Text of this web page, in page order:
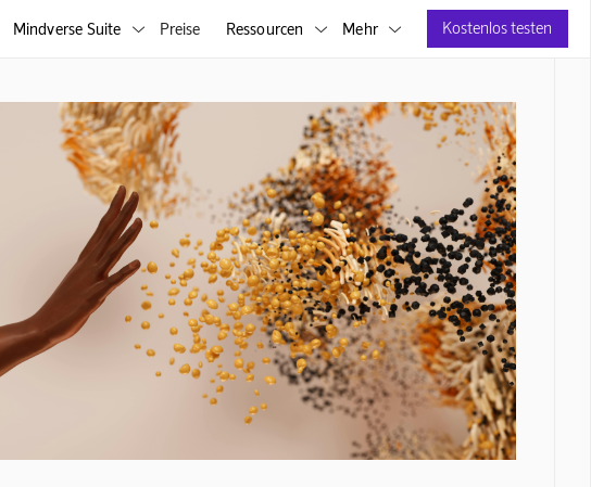
Mindverse Suite  Preise Ressourcen  Mehr  Kostenlos testen